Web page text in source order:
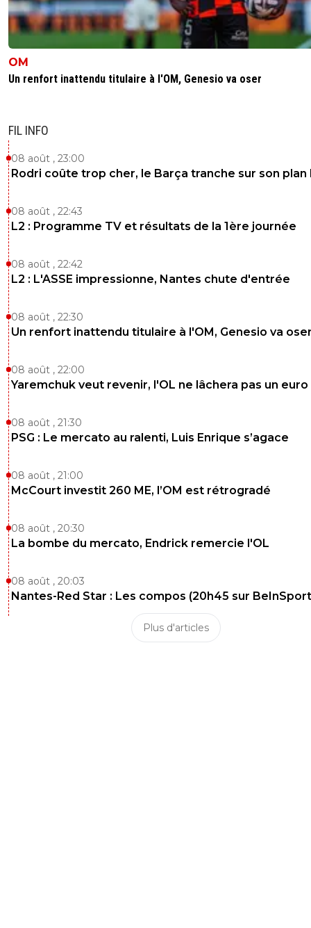
OM
Un renfort inattendu titulaire à l'OM, Genesio va oser
FIL INFO
08 août , 23:00
Rodri coûte trop cher, le Barça tranche sur son plan
08 août , 22:43
L2 : Programme TV et résultats de la 1ère journée
08 août , 22:42
L2 : L'ASSE impressionne, Nantes chute d'entrée
08 août , 22:30
Un renfort inattendu titulaire à l'OM, Genesio va
08 août , 22:00
Yaremchuk veut revenir, l'OL ne lâchera pas un euro
08 août , 21:30
PSG : Le mercato au ralenti, Luis Enrique s’agace
08 août , 21:00
McCourt investit 260 ME, l’OM est rétrogradé
08 août , 20:30
La bombe du mercato, Endrick remercie l'OL
08 août , 20:03
Nantes-Red Star : Les compos (20h45 sur
Plus d'articles